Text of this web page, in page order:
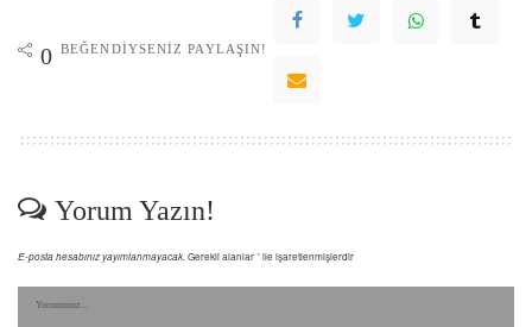
0 BEĞENDIYSENIZ PAYLAŞIN!
Yorum Yazın!
E-posta hesabınız yayımlanmayacak. Gerekli alanlar*ile işaretlenmişlerdir